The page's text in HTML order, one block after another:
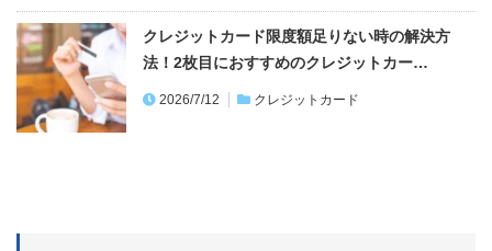
クレジットカード限度額足りない時の解決方
法！2枚目におすすめのクレジットカー…
2026/7/12 クレジットカード